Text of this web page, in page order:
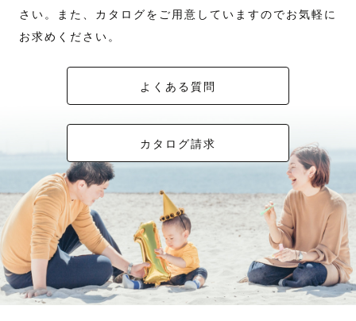
さい。また、カタログをご用意していますのでお気軽に
お求めください。
よくある質問
カタログ請求